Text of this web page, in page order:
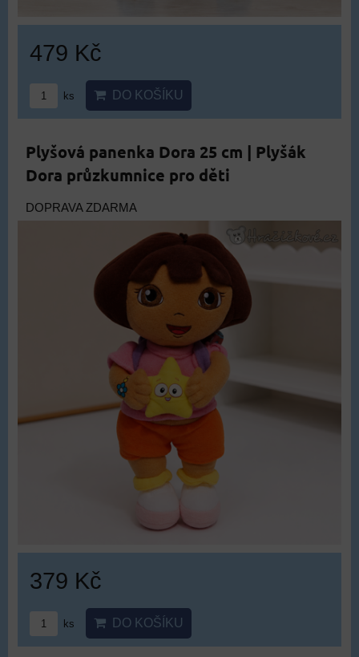
479 Kč
ks DO KOŠÍKU
Plyšová panenka Dora 25 cm | Plyšák
Dora průzkumnice pro děti
DOPRAVA ZDARMA
379 Kč
ks DO KOŠÍKU